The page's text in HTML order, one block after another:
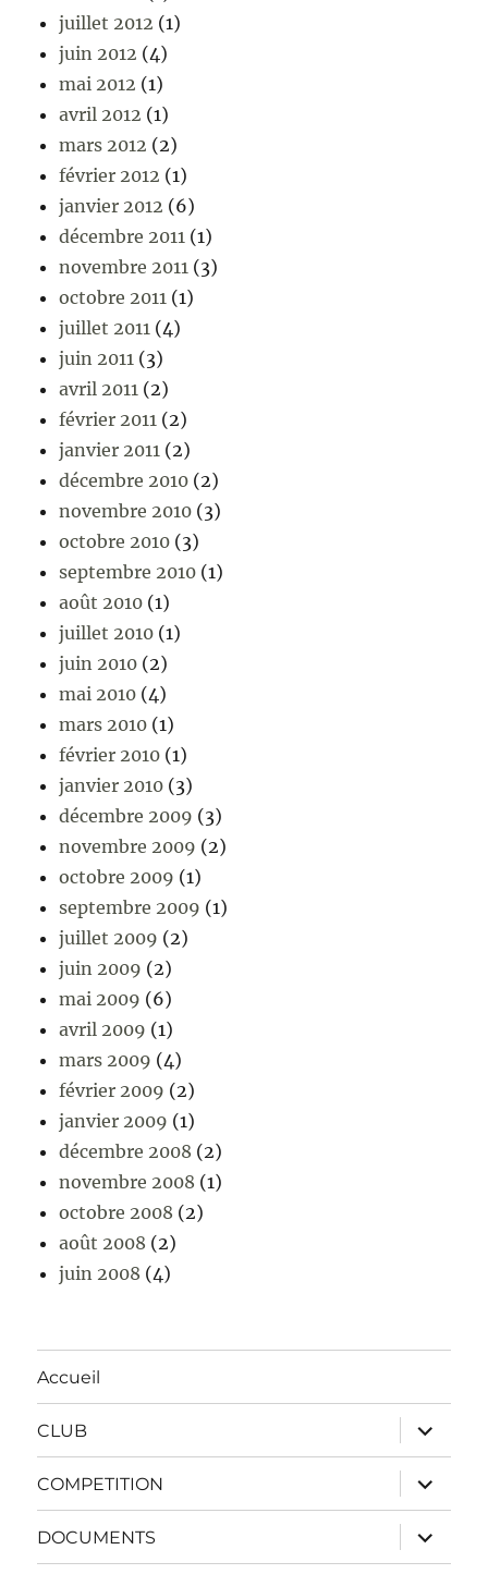
juillet 2012 (1)
juin 2012 (4)
mai 2012 (1)
avril 2012 (1)
mars 2012 (2)
février 2012 (1)
janvier 2012 (6)
décembre 2011 (1)
novembre 2011 (3)
octobre 2011 (1)
juillet 2011 (4)
juin 2011 (3)
avril 2011 (2)
février 2011 (2)
janvier 2011 (2)
décembre 2010 (2)
novembre 2010 (3)
octobre 2010 (3)
septembre 2010 (1)
août 2010 (1)
juillet 2010 (1)
juin 2010 (2)
mai 2010 (4)
mars 2010 (1)
février 2010 (1)
janvier 2010 (3)
décembre 2009 (3)
novembre 2009 (2)
octobre 2009 (1)
septembre 2009 (1)
juillet 2009 (2)
juin 2009 (2)
mai 2009 (6)
avril 2009 (1)
mars 2009 (4)
février 2009 (2)
janvier 2009 (1)
décembre 2008 (2)
novembre 2008 (1)
octobre 2008 (2)
août 2008 (2)
juin 2008 (4)
Accueil
CLUB
ouvrir
le
sous-
menu
COMPETITION
ouvrir
le
sous-
menu
DOCUMENTS
ouvrir
le
sous-